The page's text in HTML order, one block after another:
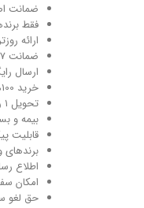
ضمانت
فقط
ارائه
ضمانت 7 روزه عودت کالا
ارسال
خرید 100% ایمن
تحویل ۱ روزه به مشتری یا شرکت حمل و نقل در تهران
بیمه و
قابلیت
برندهای
اطلاع
امکان سفارش
حق لغو